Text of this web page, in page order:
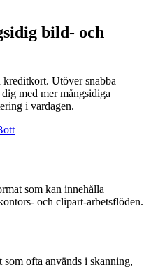
bild- och
Utöver snabba
med mer mångsidiga
i vardagen.
som kan innehålla
och clipart-arbetsflöden.
ofta används i skanning,